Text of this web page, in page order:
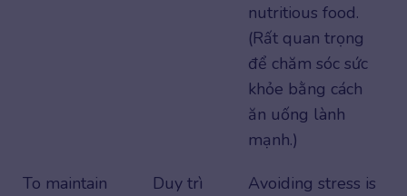
nutritious food.
(Rất quan trọng
để chăm sóc sức
khỏe bằng cách
ăn uống lành
mạnh.)
To maintain
Duy trì
Avoiding stress is